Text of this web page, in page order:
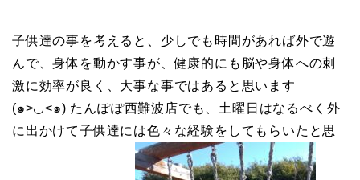
子供達の事を考えると、少しでも時間があれば外で遊
んで、身体を動かす事が、健康的にも脳や身体への刺
激に効率が良く、大事な事ではあると思います
(๑>◡<๑) たんぽぽ西難波店でも、土曜日はなるべく外
に出かけて子供達には色々な経験をしてもらいたと思